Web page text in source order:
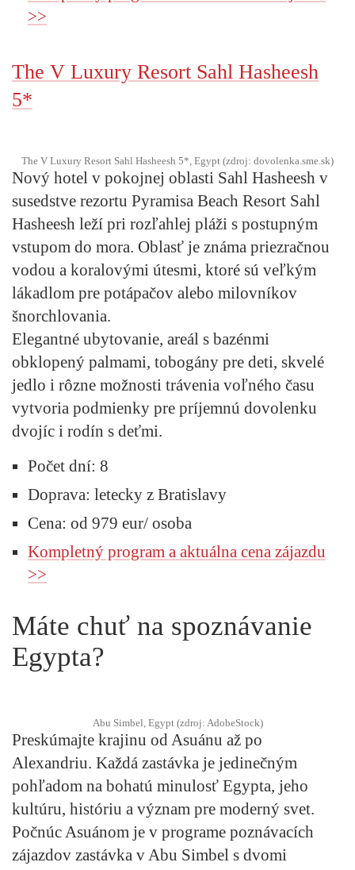
>>
The V Luxury Resort Sahl Hasheesh
5*
The V Luxury Resort Sahl Hasheesh 5*, Egypt (zdroj: dovolenka.sme.sk)
Nový hotel v pokojnej oblasti Sahl Hasheesh v
susedstve rezortu Pyramisa Beach Resort Sahl
Hasheesh leží pri rozľahlej pláži s postupným
vstupom do mora. Oblasť je známa priezračnou
vodou a koralovými útesmi, ktoré sú veľkým
lákadlom pre potápačov alebo milovníkov
šnorchlovania.
Elegantné ubytovanie, areál s bazénmi
obklopený palmami, tobogány pre deti, skvelé
jedlo i rôzne možnosti trávenia voľného času
vytvoria podmienky pre príjemnú dovolenku
dvojíc i rodín s deťmi.
Počet dní: 8
Doprava: letecky z Bratislavy
Cena: od 979 eur/ osoba
Kompletný program a aktuálna cena zájazdu
>>
Máte chuť na spoznávanie
Egypta?
Abu Simbel, Egypt (zdroj: AdobeStock)
Preskúmajte krajinu od Asuánu až po
Alexandriu. Každá zastávka je jedinečným
pohľadom na bohatú minulosť Egypta, jeho
kultúru, históriu a význam pre moderný svet.
Počnúc Asuánom je v programe poznávacích
zájazdov zastávka v Abu Simbel s dvomi